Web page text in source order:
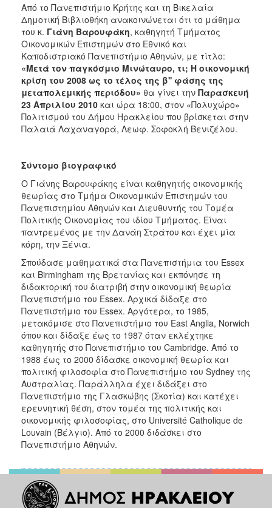
2015
2013
2012
2011
2010
2006
ΤΟΠΟΣ
ΠΟΛΙΤΙΣΜΟΣ
ΑΝΘΕΚΤΙΚΗ
ΠΟΛΗ
Από το Πανεπιστήμιο Κρήτης και τη Βικελαία
Δημοτική Βιβλιοθήκη ανακοινώνεται ότι το μάθημα
του κ. Γιάνη Βαρουφάκη, καθηγητή Τμήματος
Οικονομικών Επιστημών στο Εθνικό και
Καποδιστριακό Πανεπιστήμιο Αθηνών, με τίτλο:
«Μετά τον παγκόσμιο Μινώταυρο, τι; Η οικονομική
κρίση του 2008 ως το τέλος της β'' φάσης της
μεταπολεμικής περιόδου» θα γίνει την Παρασκευή
23 Απριλίου 2010 και ώρα 18:00, στον «Πολυχώρο»
Πολιτισμού του Δήμου Ηρακλείου που βρίσκεται στην
Παλαιά Λαχαναγορά, Λεωφ. Σοφοκλή Βενιζέλου.
Σύντομο βιογραφικό
Ο Γιάνης Βαρουφάκης είναι καθηγητής οικονομικής
θεωρίας στο Τμήμα Οικονομικών Επιστημών του
Πανεπιστημίου Αθηνών και Διευθυντής του Τομέα
Πολιτικής Οικονομίας του ιδίου Τμήματος. Είναι
παντρεμένος με την Δανάη Στράτου και έχει μία
κόρη, την Ξένια.
Σπούδασε μαθηματικά στα Πανεπιστήμια του Essex
και Birmingham της Βρετανίας και εκπόνησε τη
διδακτορική του διατριβή στην οικονομική θεωρία
Πανεπιστήμιο του Essex. Αρχικά δίδαξε στο
Πανεπιστήμιο του Essex. Αργότερα, το 1985,
μετακόμισε στο Πανεπιστήμιο του East Anglia, Norwich
όπου και δίδαξε έως το 1987 όταν εκλέχτηκε
καθηγητής στο Πανεπιστήμιο του Cambridge. Από το
1988 έως το 2000 δίδασκε οικονομική θεωρία και
πολιτική φιλοσοφία στο Πανεπιστήμιο του Sydney της
Αυστραλίας. Παράλληλα έχει διδάξει στο
Πανεπιστήμιο της Γλασκώβης (Σκοτία) και κατέχει
ερευνητική θέση, στον τομέα της πολιτικής και
οικονομικής φιλοσοφίας, στο Université Catholique de
Louvain (Βέλγιο). Από το 2000 διδάσκει στο
Πανεπιστήμιο Αθηνών.